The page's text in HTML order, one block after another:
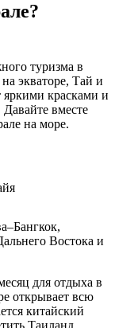
туризма в
экваторе, Тай и
красками и
вместе
на море.
Востока и
для отдыха в
открывает всю
китайский
Таиланд